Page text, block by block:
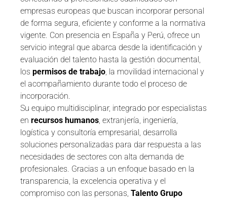
empresas europeas que buscan incorporar personal
de forma segura, eficiente y conforme a la normativa
vigente. Con presencia en España y Perú, ofrece un
servicio integral que abarca desde la identificación y
evaluación del talento hasta la gestión documental,
los permisos de trabajo, la movilidad internacional y
el acompañamiento durante todo el proceso de
incorporación.
Su equipo multidisciplinar, integrado por especialistas
en recursos humanos, extranjería, ingeniería,
logística y consultoría empresarial, desarrolla
soluciones personalizadas para dar respuesta a las
necesidades de sectores con alta demanda de
profesionales. Gracias a un enfoque basado en la
transparencia, la excelencia operativa y el
compromiso con las personas, Talento Grupo